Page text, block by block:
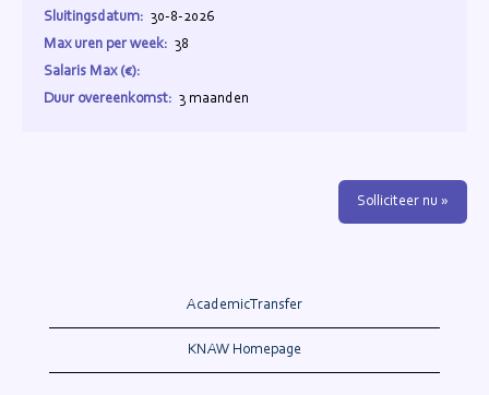
Sluitingsdatum: 30-8-2026
Max uren per week: 38
Salaris Max (€):
Duur overeenkomst: 3 maanden
Solliciteer nu »
AcademicTransfer
KNAW Homepage